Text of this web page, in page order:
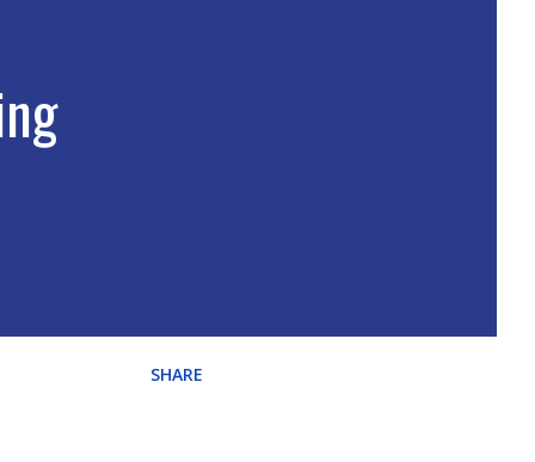
SHARE